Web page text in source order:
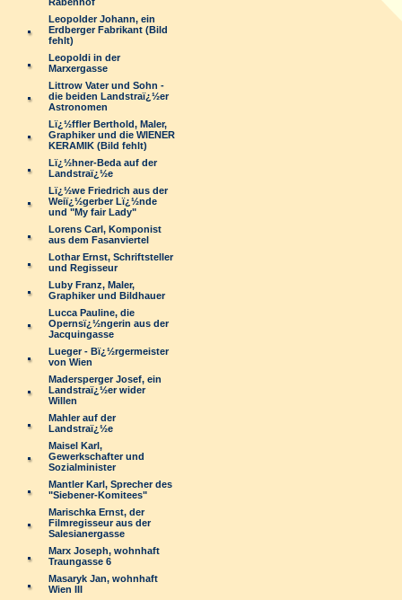
Leopolder Johann, ein
Erdberger Fabrikant (Bild
fehlt)
Leopoldi in der
Marxergasse
Littrow Vater und Sohn -
die beiden Landstraï¿½er
Astronomen
Lï¿½ffler Berthold, Maler,
Graphiker und die WIENER
KERAMIK (Bild fehlt)
Lï¿½hner-Beda auf der
Landstraï¿½e
Lï¿½we Friedrich aus der
Weiï¿½gerber Lï¿½nde
und "My fair Lady"
Lorens Carl, Komponist
aus dem Fasanviertel
Lothar Ernst, Schriftsteller
und Regisseur
Luby Franz, Maler,
Graphiker und Bildhauer
Lucca Pauline, die
Opernsï¿½ngerin aus der
Jacquingasse
Lueger - Bï¿½rgermeister
von Wien
Madersperger Josef, ein
Landstraï¿½er wider
Willen
Mahler auf der
Landstraï¿½e
Maisel Karl,
Gewerkschafter und
Sozialminister
Mantler Karl, Sprecher des
"Siebener-Komitees"
Marischka Ernst, der
Filmregisseur aus der
Salesianergasse
Marx Joseph, wohnhaft
Traungasse 6
Masaryk Jan, wohnhaft
Wien III